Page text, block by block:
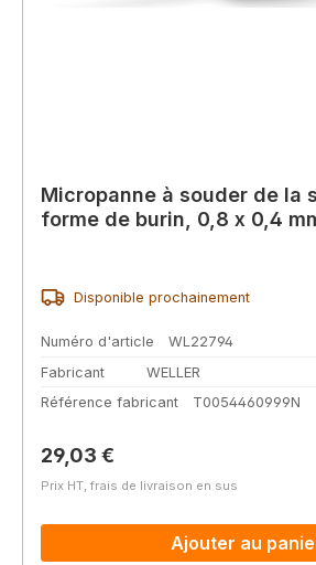
Micropanne à souder de la
forme de burin, 0,8 x 0,4
Disponible prochainement
Numéro d'article
WL22794
Fabricant
WELLER
Référence fabricant
T0054460999N
Prix régulier :
29,03 €
Prix HT, frais de livraison en sus
Ajouter au